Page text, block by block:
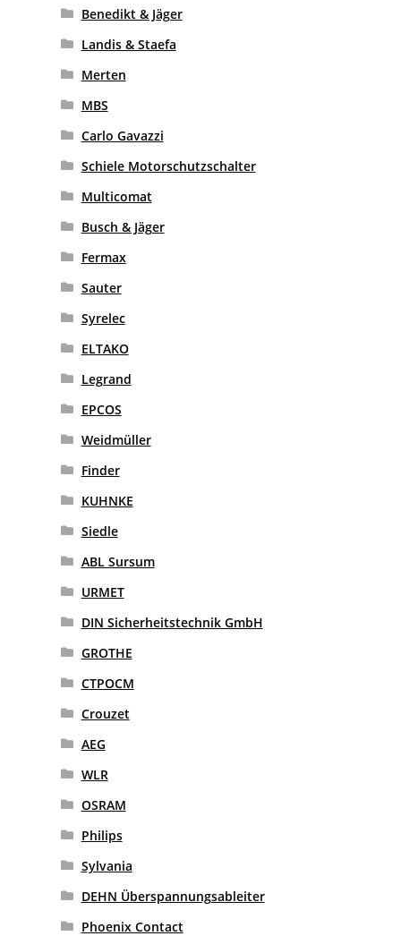
Benedikt & Jäger
Landis & Staefa
Merten
MBS
Carlo Gavazzi
Schiele Motorschutzschalter
Multicomat
Busch & Jäger
Fermax
Sauter
Syrelec
ELTAKO
Legrand
EPCOS
Weidmüller
Finder
KUHNKE
Siedle
ABL Sursum
URMET
DIN Sicherheitstechnik GmbH
GROTHE
CTPOCM
Crouzet
AEG
WLR
OSRAM
Philips
Sylvania
DEHN Überspannungsableiter
Phoenix Contact